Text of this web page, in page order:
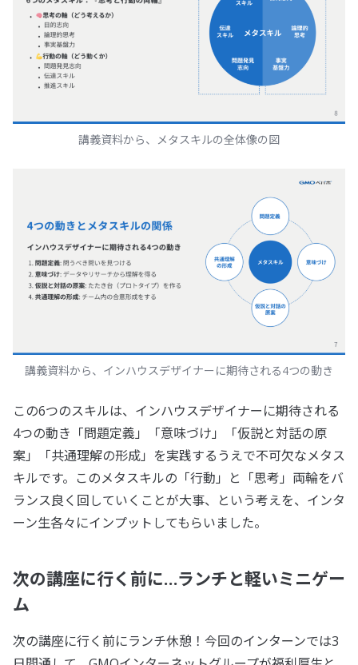
講義資料から、メタスキルの全体像の図
講義資料から、インハウスデザイナーに期待される4つの動き
この6つのスキルは、インハウスデザイナーに期待される
4つの動き「問題定義」「意味づけ」「仮説と対話の原
案」「共通理解の形成」を実践するうえで不可欠なメタス
キルです。このメタスキルの「行動」と「思考」両輪をバ
ランス良く回していくことが大事、という考えを、インタ
ーン生各々にインプットしてもらいました。
次の講座に行く前に…ランチと軽いミニゲー
ム
次の講座に行く前にランチ休憩！今回のインターンでは3